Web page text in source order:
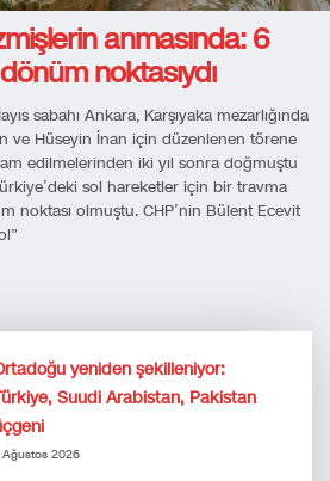
anmasında: 6
noktasıydı
sabahı Ankara, Karşıyaka mezarlığında
ve Hüseyin İnan için düzenlenen törene
edilmelerinden iki yıl sonra doğmuştu
sol hareketler için bir travma
noktası olmuştu. CHP’nin Bülent Ecevit
yeniden şekilleniyor:
Suudi Arabistan, Pakistan
Ağustos 2026